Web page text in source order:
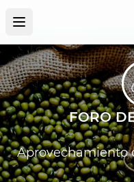
FORO
Aprovechamiento